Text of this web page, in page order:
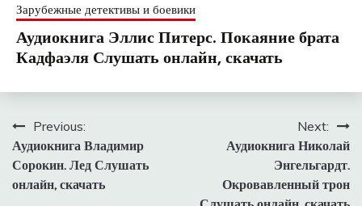
Зарубежные детективы и боевики
Аудиокнига Эллис Питерс. Покаяние брата
Кадфаэля Слушать онлайн, скачать
Навигация
по
записям
Previous:
Аудиокнига Владимир
Сорокин. Лед Слушать
онлайн, скачать
Next:
Аудиокнига Николай
Энгельгардт.
Окровавленный трон